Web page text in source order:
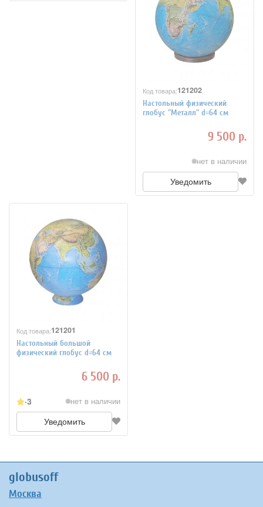
Код товара:121202
Настольный физический
глобус "Металл" d=64 см
9 500 р.
нет в наличии
Уведомить
Код товара:121201
Настольный большой
физический глобус d=64 см
6 500 р.
3 нет в наличии
Уведомить
globusoff
Москва